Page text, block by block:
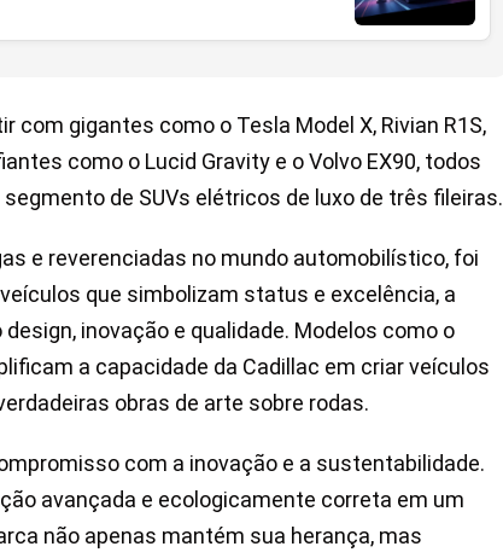
com gigantes como o Tesla Model X, Rivian R1S,
como o Lucid Gravity e o Volvo EX90, todos
de SUVs elétricos de luxo de três fileiras.
e reverenciadas no mundo automobilístico, foi
que simbolizam status e excelência, a
inovação e qualidade. Modelos como o
a capacidade da Cadillac em criar veículos
obras de arte sobre rodas.
com a inovação e a sustentabilidade.
avançada e ecologicamente correta em um
não apenas mantém sua herança, mas